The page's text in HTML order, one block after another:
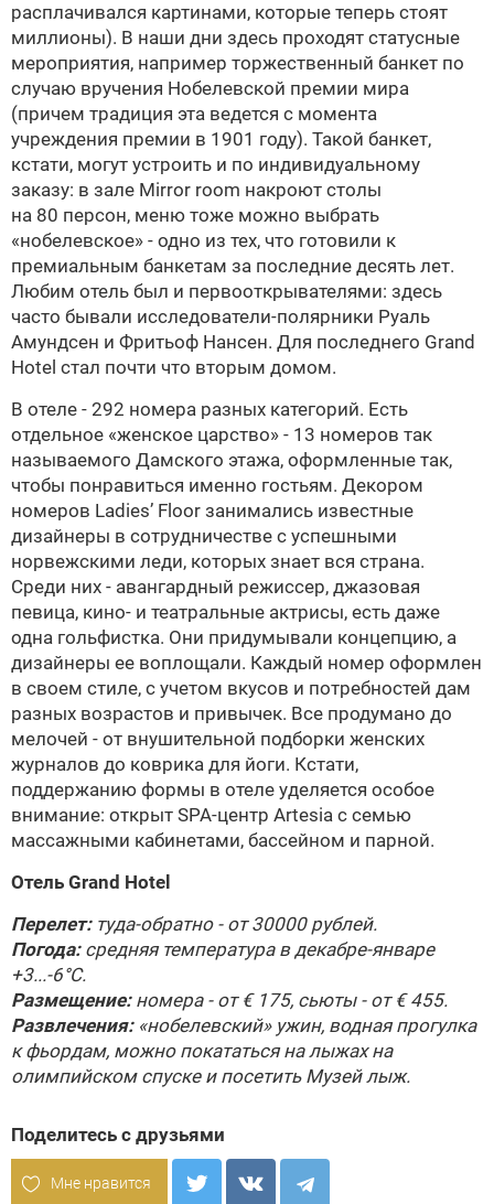
расплачивался картинами, которые теперь стоят
миллионы). В наши дни здесь проходят статусные
мероприятия, например торжественный банкет по
случаю вручения Нобелевской премии мира
(причем традиция эта ведется с момента
учреждения премии в 1901 году). Такой банкет,
кстати, могут устроить и по индивидуальному
заказу: в зале Mirror room накроют столы
на 80 персон, меню тоже можно выбрать
«нобелевское» - одно из тех, что готовили к
премиальным банкетам за последние десять лет.
Любим отель был и первооткрывателями: здесь
часто бывали исследователи-полярники Руаль
Амундсен и Фритьоф Нансен. Для последнего Grand
Hotel стал почти что вторым домом.
В отеле - 292 номера разных категорий. Есть
отдельное «женское царство» - 13 номеров так
называемого Дамского этажа, оформленные так,
чтобы понравиться именно гостьям. Декором
номеров Ladies’ Floor занимались известные
дизайнеры в сотрудничестве с успешными
норвежскими леди, которых знает вся страна.
Среди них - авангардный режиссер, джазовая
певица, кино- и театральные актрисы, есть даже
одна гольфистка. Они придумывали концепцию, а
дизайнеры ее воплощали. Каждый номер оформлен
в своем стиле, с учетом вкусов и потребностей дам
разных возрастов и привычек. Все продумано до
мелочей - от внушительной подборки женских
журналов до коврика для йоги. Кстати,
поддержанию формы в отеле уделяется особое
внимание: открыт SPA-центр Artesia с семью
массажными кабинетами, бассейном и парной.
Отель Grand Hotel
Перелет:туда-обратно - от 30000 рублей.
Погода:средняя температура в декабре-январе
+3...-6°С.
Размещение:номера - от € 175, сьюты - от € 455.
Развлечения:«нобелевский» ужин, водная прогулка
к фьордам, можно покататься на лыжах на
олимпийском спуске и посетить Музей лыж.
Поделитесь с друзьями
Мне нравится